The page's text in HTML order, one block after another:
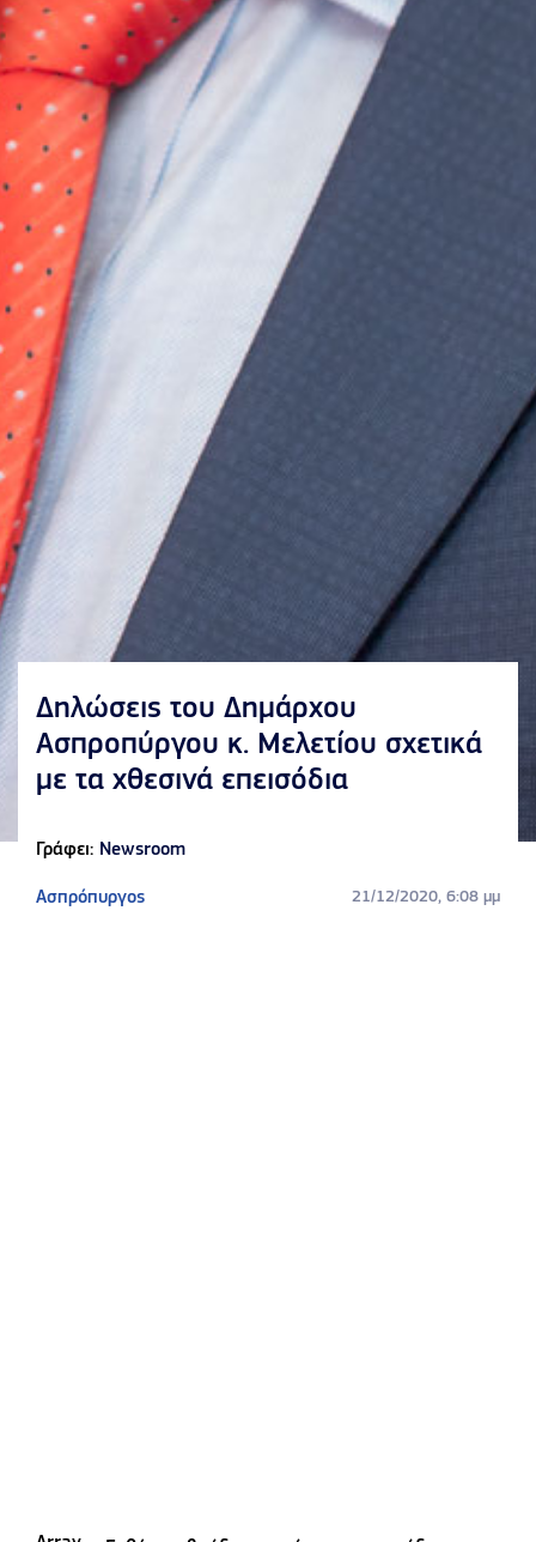
Δηλώσεις του Δημάρχου
Ασπροπύργου κ. Μελετίου σχετικά
με τα χθεσινά επεισόδια
Γράφει: Newsroom
Ασπρόπυργος 21/12/2020, 6:08 μμ